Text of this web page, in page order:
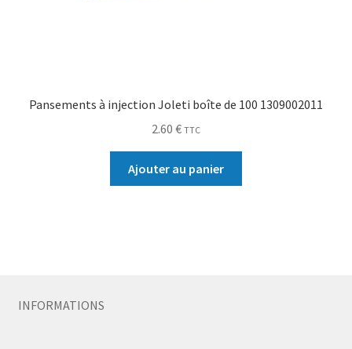
Pansements à injection Joleti boîte de 100 1309002011
2.60 € TTC
Ajouter au panier
INFORMATIONS